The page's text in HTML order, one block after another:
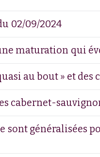
02/09/2024
maturation qui
au bout » et
cabernet-
généralisées